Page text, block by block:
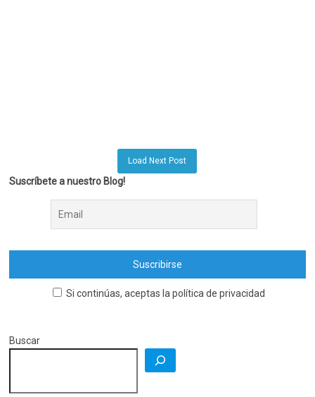
Load Next Post
Suscríbete a nuestro Blog!
Si continúas, aceptas la política de privacidad
Buscar